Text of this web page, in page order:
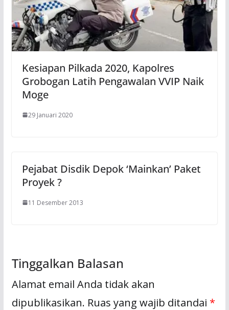
Kesiapan Pilkada 2020, Kapolres
Grobogan Latih Pengawalan VVIP Naik
Moge
29 Januari 2020
Pejabat Disdik Depok ‘Mainkan’ Paket
Proyek ?
11 Desember 2013
Tinggalkan Balasan
Alamat email Anda tidak akan
dipublikasikan. Ruas yang wajib ditandai *